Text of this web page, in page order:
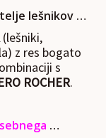
lešnikov …
(lešniki,
z res bogato
s
ROCHER.
…